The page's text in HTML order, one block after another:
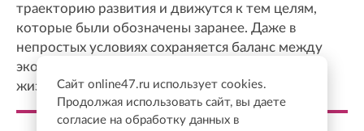
траекторию развития и движутся к тем целям,
которые были обозначены заранее. Даже в
непростых условиях сохраняется баланс между
экономическим ростом и повышением качества
жизни людей.
Сайт online47.ru использует cookies.
Продолжая использовать сайт, вы даете
согласие на обработку данных в